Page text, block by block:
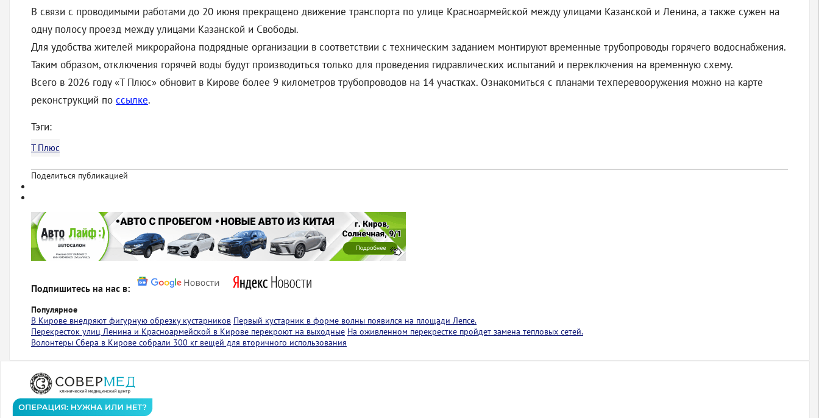
В связи с проводимыми работами до 20 июня прекращено движение транспорта по улице Красноармейской между улицами Казанской и Ленина, а также сужен на
одну полосу проезд между улицами Казанской и Свободы.
Для удобства жителей микрорайона подрядные организации в соответствии с техническим заданием монтируют временные трубопроводы горячего водоснабжения.
Таким образом, отключения горячей воды будут производиться только для проведения гидравлических испытаний и переключения на временную схему.
Всего в 2026 году «Т Плюс» обновит в Кирове более 9 километров трубопроводов на 14 участках. Ознакомиться с планами техперевооружения можно на карте
реконструкций по ссылке.
Тэги:
Т Плюс
Поделиться публикацией
Подпишитесь на нас в:
Популярное
В Кирове внедряют фигурную обрезку кустарников Первый кустарник в форме волны появился на площади Лепсе.
Перекресток улиц Ленина и Красноармейской в Кирове перекроют на выходные На оживленном перекрестке пройдет замена тепловых сетей.
Волонтеры Сбера в Кирове собрали 300 кг вещей для вторичного использования